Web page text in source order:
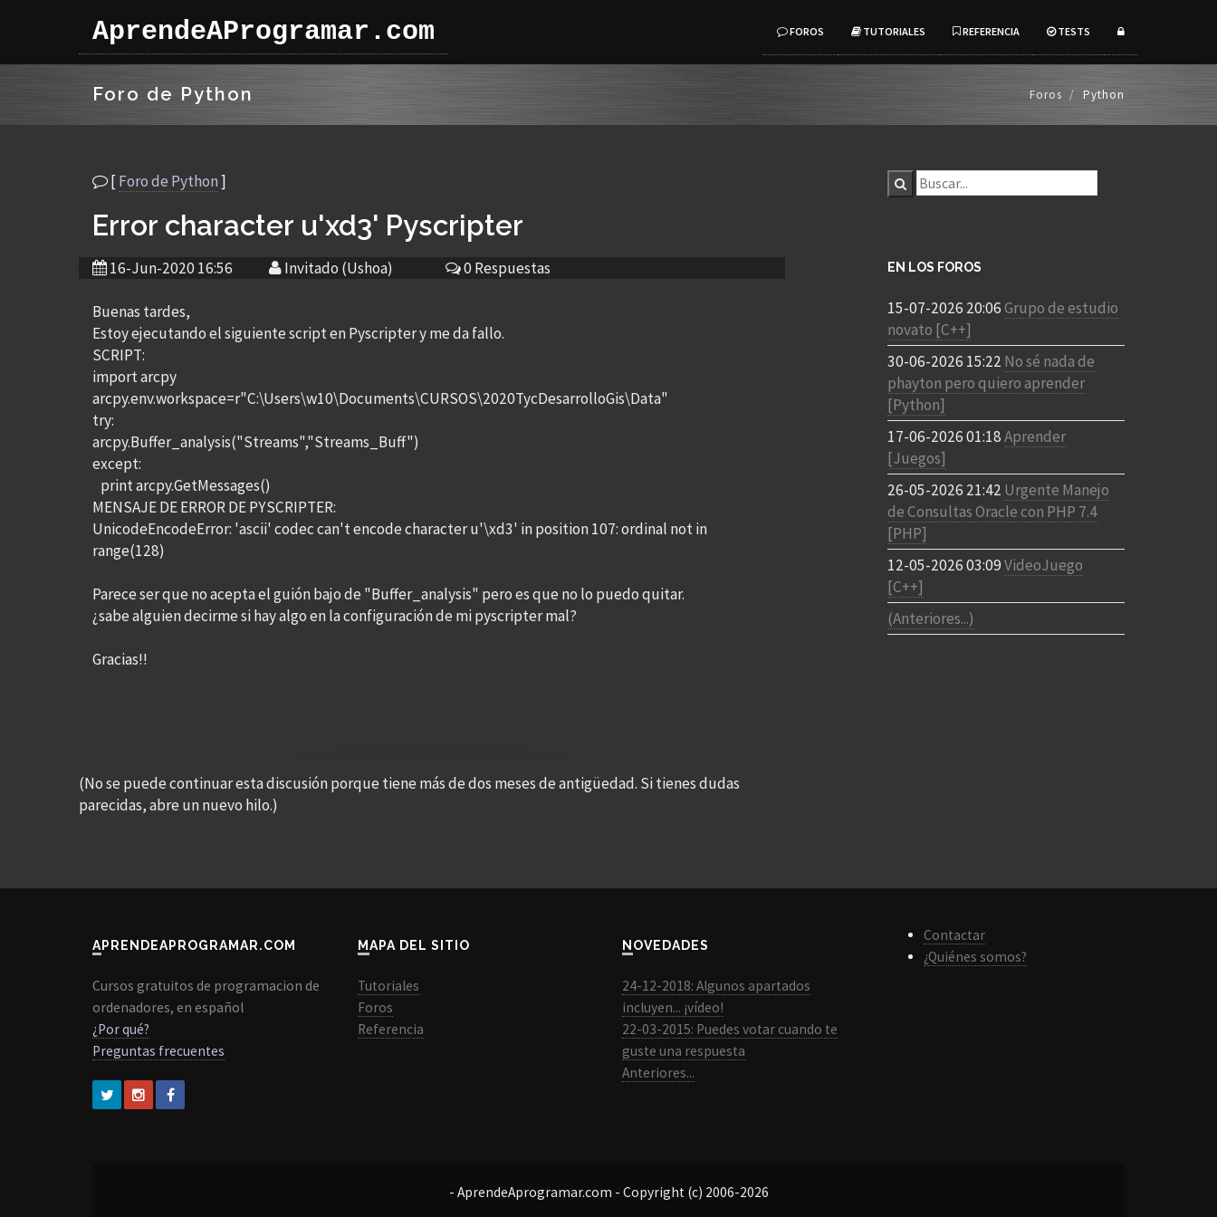
AprendeAProgramar.com FOROS TUTORIALES REFERENCIA TESTS
Foro de Python Foros Python
[Foro de Python]
Error character u'xd3' Pyscripter
16-Jun-2020 16:56 Invitado (Ushoa) 0 Respuestas
Buenas tardes,
Estoy ejecutando el siguiente script en Pyscripter y me da fallo.
SCRIPT:
import arcpy
arcpy.env.workspace=r"C:\Users\w10\Documents\CURSOS\2020TycDesarrolloGis\Data"
try:
arcpy.Buffer_analysis("Streams","Streams_Buff")
except:
print arcpy.GetMessages()
MENSAJE DE ERROR DE PYSCRIPTER:
UnicodeEncodeError: 'ascii' codec can't encode character u'\xd3' in position 107: ordinal not in
range(128)
Parece ser que no acepta el guión bajo de "Buffer_analysis" pero es que no lo puedo quitar.
¿sabe alguien decirme si hay algo en la configuración de mi pyscripter mal?
Gracias!!
(No se puede continuar esta discusión porque tiene más de dos meses de antigüedad. Si tienes dudas
parecidas, abre un nuevo hilo.)
EN LOS FOROS
15-07-2026 20:06Grupo de estudio
novato [C++]
30-06-2026 15:22 No sé nada de
phayton pero quiero aprender
[Python]
17-06-2026 01:18Aprender
[Juegos]
26-05-2026 21:42 Urgente Manejo
de Consultas Oracle con PHP 7.4
[PHP]
12-05-2026 03:09VideoJuego
[C++]
(Anteriores...)
APRENDEAPROGRAMAR.COM
Cursos gratuitos de programacion de
ordenadores, en español
¿Por qué?
Preguntas frecuentes
MAPA DEL SITIO
Tutoriales
Foros
Referencia
NOVEDADES
24-12-2018: Algunos apartados
incluyen... ¡vídeo!
22-03-2015: Puedes votar cuando te
guste una respuesta
Anteriores...
Contactar
¿Quiénes somos?
- AprendeAprogramar.com - Copyright (c) 2006-2026